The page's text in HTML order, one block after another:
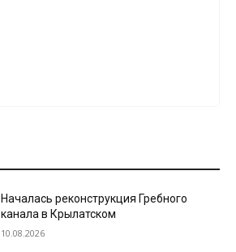
Началась реконструкция Гребного
канала в Крылатском
10.08.2026